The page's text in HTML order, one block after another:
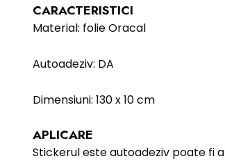
CARACTERISTICI
Material: folie Oracal
Autoadeziv: DA
Dimensiuni: 130 x 10 cm
APLICARE
Stickerul este autoadeziv poate fi